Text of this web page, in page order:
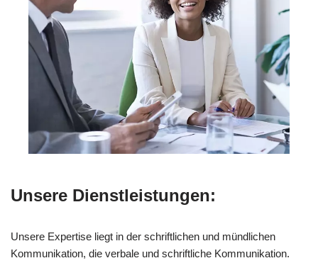
Unsere Dienstleistungen:
Unsere Expertise liegt in der schriftlichen und mündlichen
Kommunikation, die verbale und schriftliche Kommunikation.